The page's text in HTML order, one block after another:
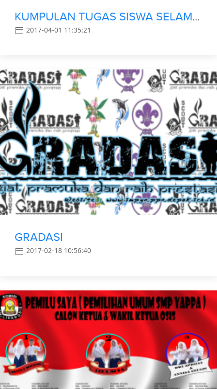
KUMPULAN TUGAS SISWA SELAMA LIBURAN
2017-04-01 11:35:21
GRADASI
2017-02-18 10:56:40